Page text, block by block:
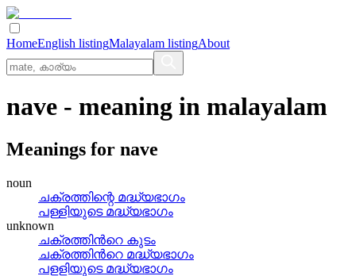
HomeEnglish listingMalayalam listingAbout
nave - meaning in malayalam
Meanings for nave
noun
ചക്രത്തിന്റെ മദ്ധ്യഭാഗം
പള്ളിയുടെ മദ്ധ്യഭാഗം
unknown
ചക്രത്തിന്‍റെ കുടം
ചക്രത്തിന്‍റെ മദ്ധ്യഭാഗം
പളളിയുടെ മദ്ധ്യഭാഗം